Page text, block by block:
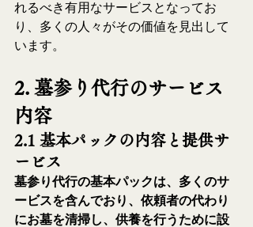
れるべき有用なサービスとなってお
り、多くの人々がその価値を見出して
います。
2. 墓参り代行のサービス
内容
2.1 基本パックの内容と提供サ
ービス
墓参り代行の基本パックは、多くのサ
ービスを含んでおり、依頼者の代わり
にお墓を清掃し、供養を行うために設